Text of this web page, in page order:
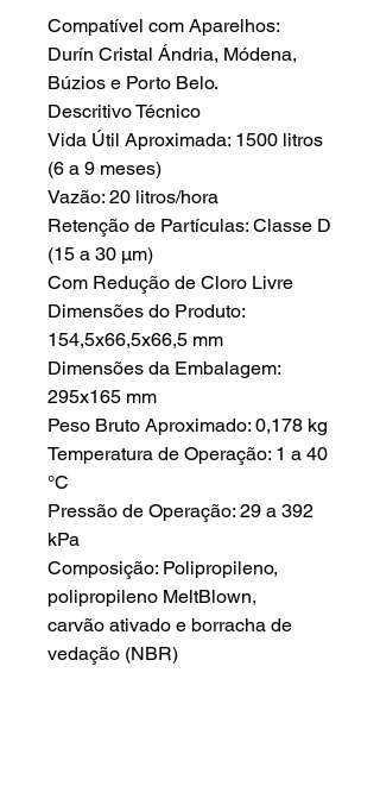
Compatível com Aparelhos:
Durín Cristal Ándria, Módena,
Búzios e Porto Belo.
Descritivo Técnico
Vida Útil Aproximada: 1500 litros
(6 a 9 meses)
Vazão: 20 litros/hora
Retenção de Partículas: Classe D
(15 a 30 µm)
Com Redução de Cloro Livre
Dimensões do Produto:
154,5x66,5x66,5 mm
Dimensões da Embalagem:
295x165 mm
Peso Bruto Aproximado: 0,178 kg
Temperatura de Operação: 1 a 40
°C
Pressão de Operação: 29 a 392
kPa
Composição: Polipropileno,
polipropileno MeltBlown,
carvão ativado e borracha de
vedação (NBR)